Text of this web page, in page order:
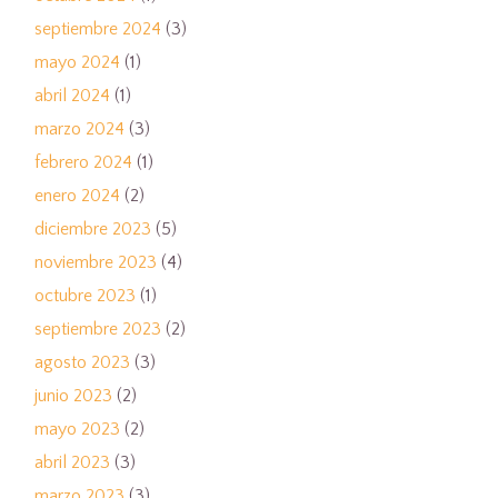
septiembre 2024 (3)
mayo 2024 (1)
abril 2024 (1)
marzo 2024 (3)
febrero 2024 (1)
enero 2024 (2)
diciembre 2023 (5)
noviembre 2023 (4)
octubre 2023 (1)
septiembre 2023 (2)
agosto 2023 (3)
junio 2023 (2)
mayo 2023 (2)
abril 2023 (3)